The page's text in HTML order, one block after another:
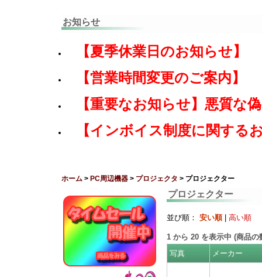
お知らせ
【夏季休業日のお知らせ】
【営業時間変更のご案内】
【重要なお知らせ】悪質な
【インボイス制度に関する
ホーム > PC周辺機器 > プロジェクタ > プロジェクター
プロジェクター
並び順： 安い順| 高い順
1 から 20 を表示中 (商品
写真
メーカー